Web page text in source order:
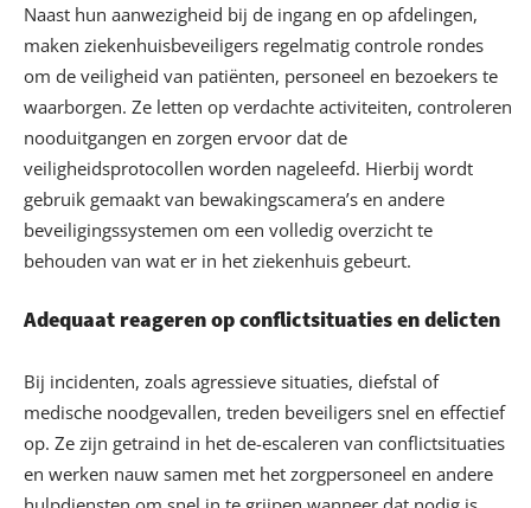
Naast hun aanwezigheid bij de ingang en op afdelingen,
maken ziekenhuisbeveiligers regelmatig controle rondes
om de veiligheid van patiënten, personeel en bezoekers te
waarborgen. Ze letten op verdachte activiteiten, controleren
nooduitgangen en zorgen ervoor dat de
veiligheidsprotocollen worden nageleefd. Hierbij wordt
gebruik gemaakt van bewakingscamera’s en andere
beveiligingssystemen om een volledig overzicht te
behouden van wat er in het ziekenhuis gebeurt.
Adequaat reageren op conflictsituaties en delicten
Bij incidenten, zoals agressieve situaties, diefstal of
medische noodgevallen, treden beveiligers snel en effectief
op. Ze zijn getraind in het de-escaleren van conflictsituaties
en werken nauw samen met het zorgpersoneel en andere